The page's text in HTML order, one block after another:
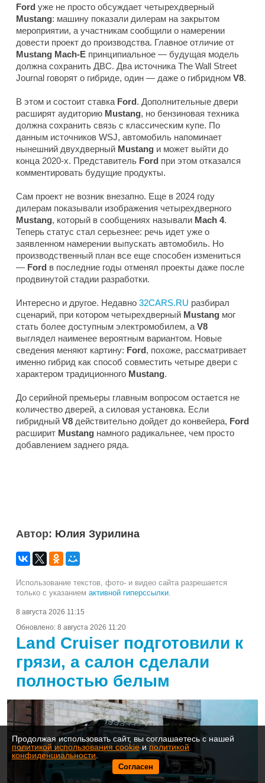
Ford уже не просто обсуждает четырехдверный
Mustang: машину показали дилерам на закрытом
мероприятии, а участникам сообщили о намерении
довести проект до производства. Главное отличие от
Mustang Mach-E принципиальное — будущая модель
должна сохранить ДВС. Два источника The Wall Street
Journal говорят о гибриде, один — даже о гибридном V8.
В этом и состоит ставка Ford. Дополнительные двери
расширят аудиторию Mustang, но бензиновая техника
должна сохранить связь с классическим купе. По
данным источников WSJ, автомобиль напоминает
нынешний двухдверный Mustang и может выйти до
конца 2020-х. Представитель Ford при этом отказался
комментировать будущие продукты.
Сам проект не возник внезапно. Еще в 2024 году
дилерам показывали изображения четырехдверного
Mustang, который в сообщениях называли Mach 4.
Теперь статус стал серьезнее: речь идет уже о
заявленном намерении выпускать автомобиль. Но
производственный план все еще способен измениться
— Ford в последние годы отменял проекты даже после
продвинутой стадии разработки.
Интересно и другое. Недавно 32CARS.RU разбирал
сценарий, при котором четырехдверный Mustang мог
стать более доступным электромобилем, а V8
выглядел наименее вероятным вариантом. Новые
сведения меняют картину: Ford, похоже, рассматривает
именно гибрид как способ совместить четыре двери с
характером традиционного Mustang.
До серийной премьеры главным вопросом остается не
количество дверей, а силовая установка. Если
гибридный V8 действительно дойдет до конвейера, Ford
расширит Mustang намного радикальнее, чем просто
добавлением заднего ряда.
Автор: Юлия Зурилина
Использование текстов, фото- и видео сайта разрешается
только с указанием активной гиперссылки.
8 августа 2026 11:15
Обновлено: 8 августа 2026 11:20
Land Cruiser подготовили к
грязи, а салон сделали
полностью белым
Продолжая использовать сайт, вы соглашаетесь с нашей
политикой использования cookie и политикой
конфиденциальности
Согласен